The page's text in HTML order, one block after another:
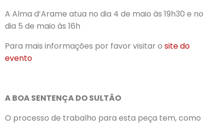
A Alma d’Arame atua no dia 4 de maio às 19h30 e no
dia 5 de maio às 16h
Para mais informações por favor visitar o site do
evento
A BOA SENTENÇA DO SULTÃO
O processo de trabalho para esta peça tem, como